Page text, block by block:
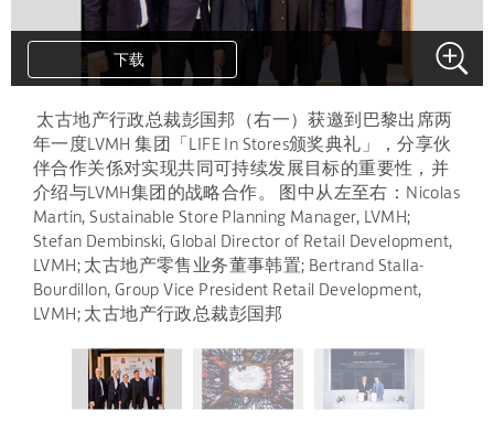
下载
太古地产行政总裁彭国邦（右一）获邀到巴黎出席两
年一度LVMH 集团「LIFE In Stores颁奖典礼」，分享伙
伴合作关係对实现共同可持续发展目标的重要性，并
介绍与LVMH集团的战略合作。 图中从左至右：Nicolas
Martin, Sustainable Store Planning Manager, LVMH;
Stefan Dembinski, Global Director of Retail Development,
LVMH; 太古地产零售业务董事韩置; Bertrand Stalla-
Bourdillon, Group Vice President Retail Development,
LVMH; 太古地产行政总裁彭国邦
下载
下载